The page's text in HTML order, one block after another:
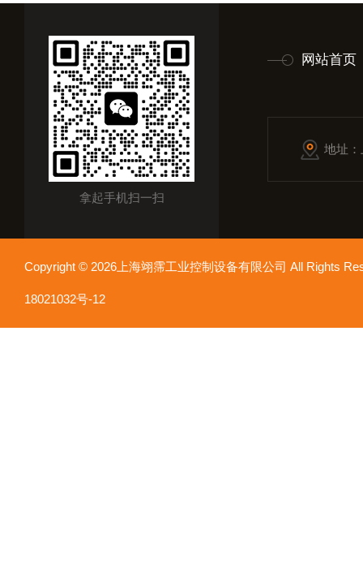
拿起手机扫一扫
网站首页
地址
Copyright © 2026上海翊霈工业控制设备有限公司 All Rights
18021032号-12